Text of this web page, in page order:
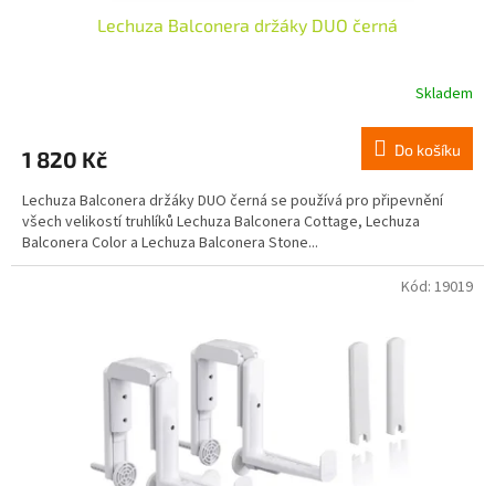
Lechuza Balconera držáky DUO černá
Skladem
1 820 Kč Do košíku
Lechuza Balconera držáky DUO černá se používá pro připevnění
všech velikostí truhlíků Lechuza Balconera Cottage, Lechuza
Balconera Color a Lechuza Balconera Stone...
Kód: 19019